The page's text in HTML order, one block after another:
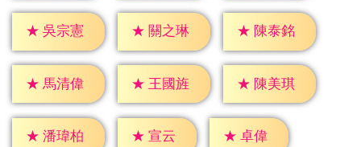
★ 吳宗憲 ★ 關之琳 ★ 陳泰銘
★ 馬清偉 ★ 王國旌 ★ 陳美琪
★ 潘瑋柏 ★ 宣云 ★ 卓偉